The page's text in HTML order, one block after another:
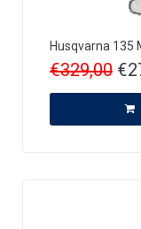
Husqvarna 135
€329,00 €